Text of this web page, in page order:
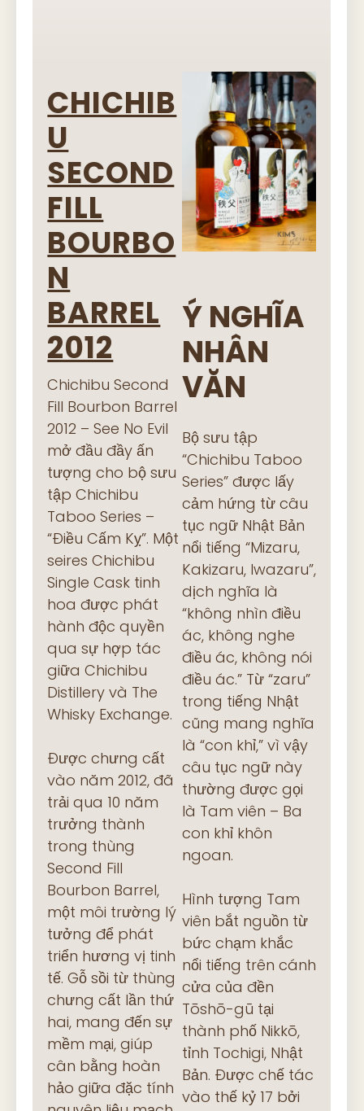
CHICHIB
U
SECOND
FILL
BOURBO
N
BARREL
2012
Chichibu Second
Fill Bourbon Barrel
2012 – See No Evil
mở đầu đầy ấn
tượng cho bộ sưu
tập Chichibu
Taboo Series –
“Điều Cấm Kỵ”. Một
seires Chichibu
Single Cask tinh
hoa được phát
hành độc quyền
qua sự hợp tác
giữa Chichibu
Distillery và The
Whisky Exchange.
Được chưng cất
vào năm 2012, đã
trải qua 10 năm
trưởng thành
trong thùng
Second Fill
Bourbon Barrel,
một môi trường lý
tưởng để phát
triển hương vị tinh
tế. Gỗ sồi từ thùng
chưng cất lần thứ
hai, mang đến sự
mềm mại, giúp
cân bằng hoàn
hảo giữa đặc tính
Ý NGHĨA
NHÂN
VĂN
Bộ sưu tập
“Chichibu Taboo
Series” được lấy
cảm hứng từ câu
tục ngữ Nhật Bản
nổi tiếng “Mizaru,
Kakizaru, Iwazaru”,
dịch nghĩa là
“không nhìn điều
ác, không nghe
điều ác, không nói
điều ác.” Từ “zaru”
trong tiếng Nhật
cũng mang nghĩa
là “con khỉ,” vì vậy
câu tục ngữ này
thường được gọi
là Tam viên – Ba
con khỉ khôn
ngoan.
Hình tượng Tam
viên bắt nguồn từ
bức chạm khắc
nổi tiếng trên cánh
cửa của đền
Tōshō-gū tại
thành phố Nikkō,
tỉnh Tochigi, Nhật
Bản. Được chế tác
vào thế kỷ 17 bởi